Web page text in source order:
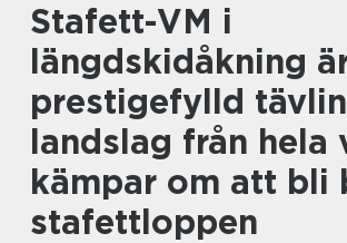
Stafett-VM i
längdskidåkning
prestigefylld
landslag från hela
kämpar om att bli
stafettloppen